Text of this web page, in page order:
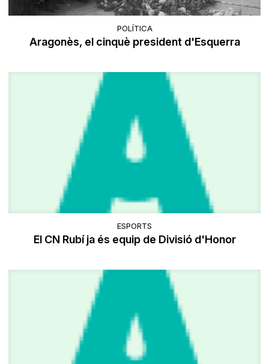
POLÍTICA
Aragonès, el cinquè president d'Esquerra
ESPORTS
El CN Rubí ja és equip de Divisió d'Honor